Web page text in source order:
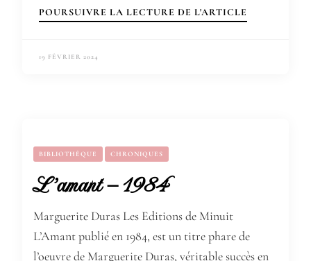
POURSUIVRE LA LECTURE DE L'ARTICLE
19 FÉVRIER 2024
BIBLIOTHÈQUE CHRONIQUES
L’amant – 1984
Marguerite Duras Les Editions de Minuit
L’Amant publié en 1984, est un titre phare de
l’oeuvre de Marguerite Duras, véritable succès en